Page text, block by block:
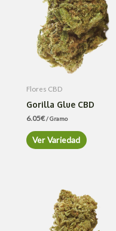
Flores CBD
Gorilla Glue CBD
6.05€/ Gramo
Ver Variedad